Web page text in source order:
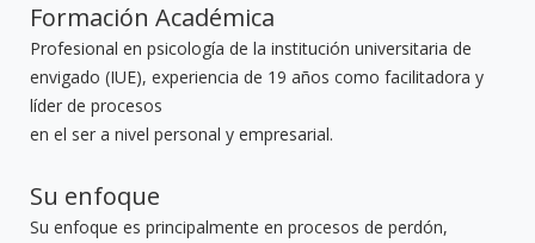
Formación Académica
Profesional en psicología de la institución universitaria de
envigado (IUE), experiencia de 19 años como facilitadora y
líder de procesos
en el ser a nivel personal y empresarial.
Su enfoque
Su enfoque es principalmente en procesos de perdón,